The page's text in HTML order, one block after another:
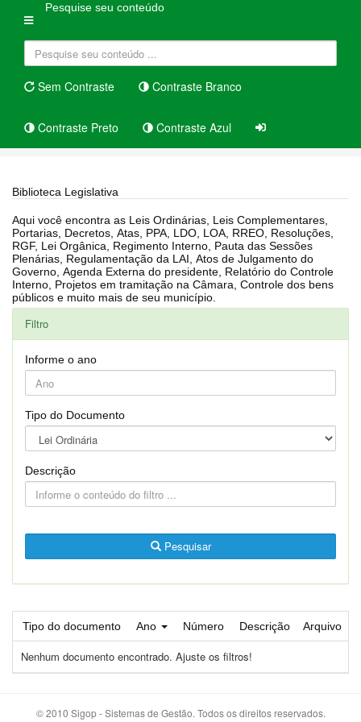
Pesquise seu conteúdo
Sem Contraste Contraste Branco
Contraste Preto Contraste Azul
Biblioteca Legislativa
Aqui você encontra as Leis Ordinárias, Leis Complementares,
Portarias, Decretos, Atas, PPA, LDO, LOA, RREO, Resoluções,
RGF, Lei Orgânica, Regimento Interno, Pauta das Sessões
Plenárias, Regulamentação da LAI, Atos de Julgamento do
Governo, Agenda Externa do presidente, Relatório do Controle
Interno, Projetos em tramitação na Câmara, Controle dos bens
públicos e muito mais de seu município.
Filtro
Informe o ano
Tipo do Documento
Descrição
Pesquisar
Tipo do documento Ano Número Descrição Arquivo
Nenhum documento encontrado. Ajuste os filtros!
© 2010 Sigop - Sistemas de Gestão. Todos os direitos reservados.